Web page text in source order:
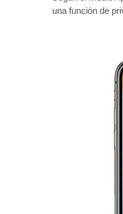
una función de